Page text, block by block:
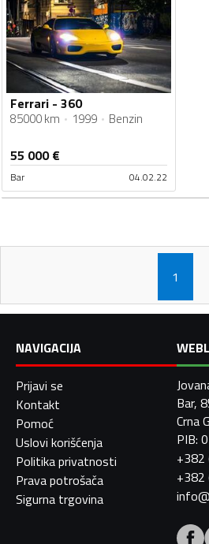
Ferrari - 360
85000 km 1999 Benzin
55 000€
Bar 04.02.22
1
NAVIGACIJA
Prijavi se
Kontakt
Pomoć
Uslovi korišćenja
Politika privatnosti
Prava potrošača
Sigurna trgovina
Bar,
Crna
PIB:
+382
+382